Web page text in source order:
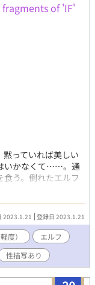
fragments of 'IF'
っていれば美しい
いかなくて……。通
う。倒れたエルフ
のだが……。 ノンケ
。真ん中がエロで
×黒）
2023.1.21 登録日 2023.1.21
度）
エルフ
性描写あり